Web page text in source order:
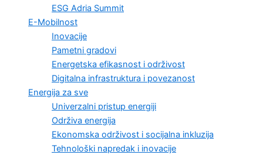
ESG Adria Summit
E-Mobilnost
Inovacije
Pametni gradovi
Energetska efikasnost i održivost
Digitalna infrastruktura i povezanost
Energija za sve
Univerzalni pristup energiji
Održiva energija
Ekonomska održivost i socijalna inkluzija
Tehnološki napredak i inovacije